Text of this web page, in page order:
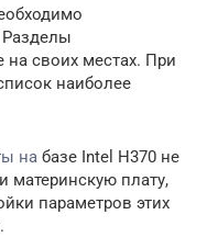
Разделы
на своих местах. При
наиболее
на базе Intel H370 не
материнскую плату,
параметров этих